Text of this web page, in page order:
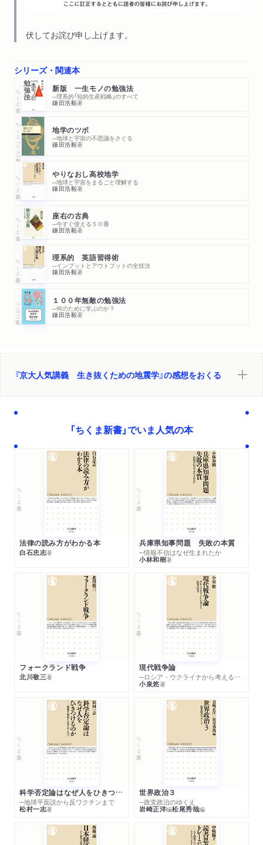
伏してお詫び申し上げます。
シリーズ・関連本
ちくま文庫 新版 一生モノの勉強法
─理系的「知的生産戦略」のすべて
鎌田浩毅著
ちくまプリマー新書 地学のツボ
─地球と宇宙の不思議をさぐる
鎌田浩毅著
ちくま新書 やりなおし高校地学
─地球と宇宙をまるごと理解する
鎌田浩毅著
ちくま文庫 座右の古典
─今すぐ使える５０冊
鎌田浩毅著
ちくま新書 理系的 英語習得術
─インプットとアウトプットの全技法
鎌田浩毅著
シリーズ・全集 １００年無敵の勉強法
─何のために学ぶのか？
鎌田浩毅著
『京大人気講義 生き抜くための地震学』の感想をおくる
「ちくま新書」でいま人気の本
ちくま新書
法律の読み方がわかる本
白石忠志著
ちくま新書
兵庫県知事問題 失敗の本質
─情報不信はなぜ生まれたか
小林和樹著
ちくま新書
フォークランド戦争
北川敬三著
ちくま新書
現代戦争論
─ロシア・ウクライナから考える世界の行方
小泉悠著
ちくま新書
科学否定論はなぜ人をひきつけるのか
─地球平面説から反ワクチンまで
松村一志著
ちくま新書
世界政治３
─政党政治のゆくえ
岩崎正洋編松尾秀哉編